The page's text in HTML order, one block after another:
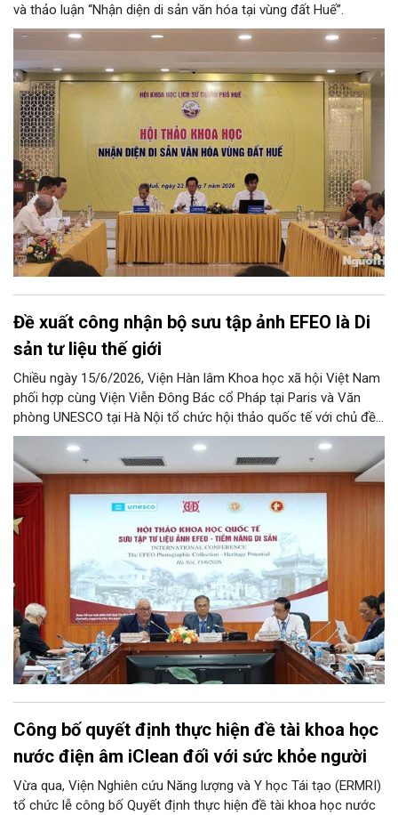
và thảo luận “Nhận diện di sản văn hóa tại vùng đất Huế”.
Đề xuất công nhận bộ sưu tập ảnh EFEO là Di
sản tư liệu thế giới
Chiều ngày 15/6/2026, Viện Hàn lâm Khoa học xã hội Việt Nam
phối hợp cùng Viện Viễn Đông Bác cổ Pháp tại Paris và Văn
phòng UNESCO tại Hà Nội tổ chức hội thảo quốc tế với chủ đề
“Sưu tập tư liệu ảnh EFEO - Tiềm năng di sản”. Tại Hội thảo, gần
40.000 bức ảnh ghi lại đời sống, văn hóa và diện mạo Việt Nam
từ cuối thế kỷ 19 đang được xây dựng hồ sơ đề nghị UNESCO
ghi danh.
Công bố quyết định thực hiện đề tài khoa học
nước điện âm iClean đối với sức khỏe người
Vừa qua, Viện Nghiên cứu Năng lượng và Y học Tái tạo (ERMRI)
tổ chức lễ công bố Quyết định thực hiện đề tài khoa học nước